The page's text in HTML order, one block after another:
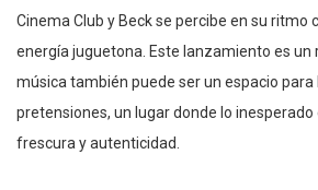
Cinema Club y Beck se percibe en su ritmo
energía juguetona. Este lanzamiento es un
música también puede ser un espacio para
pretensiones, un lugar donde lo inesperado
frescura y autenticidad.